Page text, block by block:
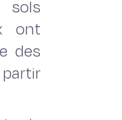
ont
des